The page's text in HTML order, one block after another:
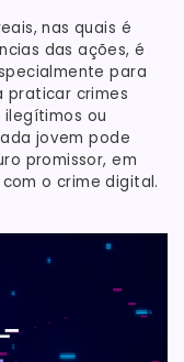
nas quais é
das ações, é
para
praticar crimes
ilegítimos ou
jovem pode
promissor, em
o crime digital.